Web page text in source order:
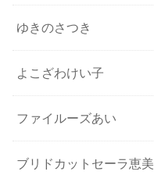
ゆきのさつき
よこざわけい子
ファイルーズあい
ブリドカットセーラ恵美